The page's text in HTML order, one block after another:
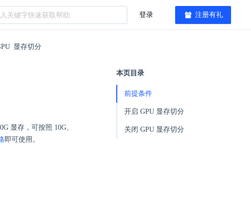
登录 注册有礼
显存切分
显存，可按照 10G、
即可使用。
本页目录
前提条件
开启 GPU 显存切分
关闭 GPU 显存切分